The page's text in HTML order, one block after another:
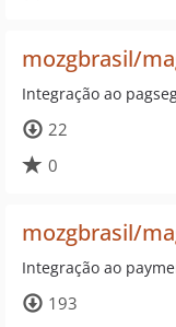
mozgbrasil/
Integração ao
22
0
mozgbrasil/
Integração ao
193